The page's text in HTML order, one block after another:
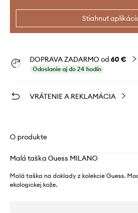
Stiahnuť
DOPRAVA ZADARMO od 60 €
Odoslanie aj do 24 hodín
VRÁTENIE A REKLAMÁCIA
O produkte
Malá taška Guess MILANO
Malá taška na doklady z kolekcie Guess.
ekologickej kože.